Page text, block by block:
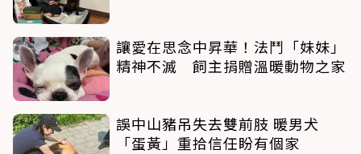
讓愛在思念中昇華！法鬥「妹妹」
精神不滅 飼主捐贈溫暖動物之家
誤中山豬吊失去雙前肢 暖男犬
「蛋黃」重拾信任盼有個家